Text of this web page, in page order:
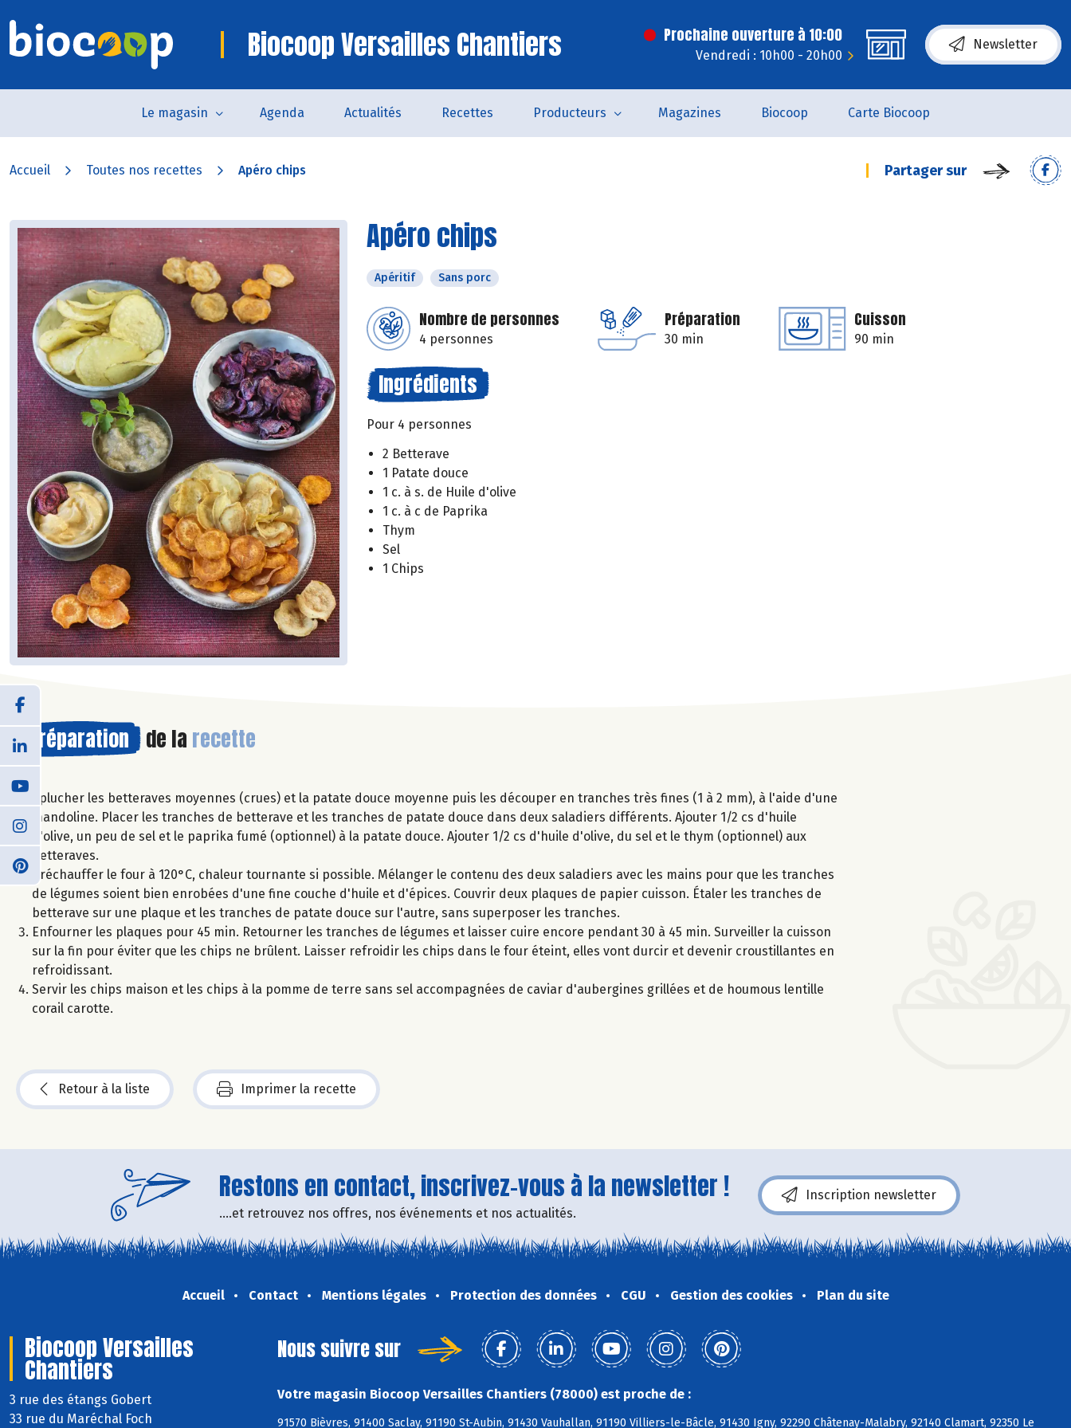
Biocoop Versailles Chantiers Prochaine ouverture à 10:00
Vendredi : 10h00 - 20h00
Newsletter
Le magasin Agenda Actualités Recettes Producteurs Magazines Biocoop Carte Biocoop
Accueil Toutes nos recettes Apéro chips Partager sur
Apéro chips
Apéritif Sans porc
Nombre de personnes
4 personnes
Préparation
30 min
Cuisson
90 min
Ingrédients
Pour 4 personnes
2 Betterave
1 Patate douce
1 c. à s. de Huile d'olive
1 c. à c de Paprika
Thym
Sel
1 Chips
Préparation de la recette
Éplucher les betteraves moyennes (crues) et la patate douce moyenne puis les découper en tranches très fines (1 à 2 mm), à l'aide d'une
mandoline. Placer les tranches de betterave et les tranches de patate douce dans deux saladiers différents. Ajouter 1/2 cs d'huile
d'olive, un peu de sel et le paprika fumé (optionnel) à la patate douce. Ajouter 1/2 cs d'huile d'olive, du sel et le thym (optionnel) aux
betteraves.
Préchauffer le four à 120°C, chaleur tournante si possible. Mélanger le contenu des deux saladiers avec les mains pour que les tranches
de légumes soient bien enrobées d'une fine couche d'huile et d'épices. Couvrir deux plaques de papier cuisson. Étaler les tranches de
betterave sur une plaque et les tranches de patate douce sur l'autre, sans superposer les tranches.
Enfourner les plaques pour 45 min. Retourner les tranches de légumes et laisser cuire encore pendant 30 à 45 min. Surveiller la cuisson
sur la fin pour éviter que les chips ne brûlent. Laisser refroidir les chips dans le four éteint, elles vont durcir et devenir croustillantes en
refroidissant.
Servir les chips maison et les chips à la pomme de terre sans sel accompagnées de caviar d'aubergines grillées et de houmous lentille
corail carotte.
Retour à la liste Imprimer la recette
Restons en contact, inscrivez-vous à la newsletter !
....et retrouvez nos offres, nos événements et nos actualités.
Inscription newsletter
Accueil Contact Mentions légales Protection des données CGU Gestion des cookies Plan du site
Biocoop Versailles
Chantiers
3 rue des étangs Gobert
33 rue du Maréchal Foch
Nous suivre sur
Votre magasin Biocoop Versailles Chantiers (78000) est proche de :
91570 Bièvres, 91400 Saclay, 91190 St-Aubin, 91430 Vauhallan, 91190 Villiers-le-Bâcle, 91430 Igny, 92290 Châtenay-Malabry, 92140 Clamart, 92350 Le